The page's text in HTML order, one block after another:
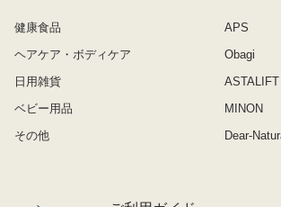
健康食品
ヘアケア・ボディケア
日用雑貨
ベビー用品
その他
APS
Obagi
ASTALIFT
MINON
Dear-